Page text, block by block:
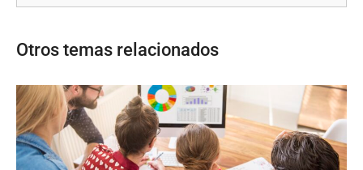
Otros temas relacionados